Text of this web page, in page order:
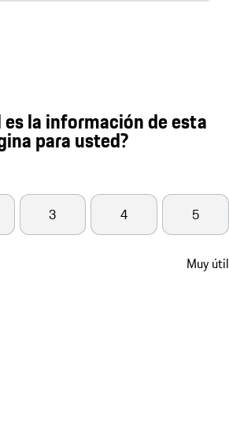
la información de esta
para usted?
3 4 5
Muy útil